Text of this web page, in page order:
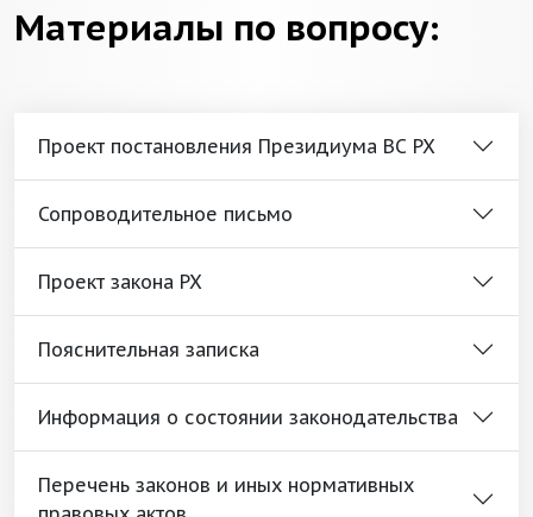
Материалы по вопросу:
Проект постановления Президиума ВС РХ
Сопроводительное письмо
Проект закона РХ
Пояснительная записка
Информация о состоянии законодательства
Перечень законов и иных нормативных